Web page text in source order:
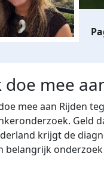
doe mee
mee aan Rijden
Geld
krijgt de
belangrijk onderzoek